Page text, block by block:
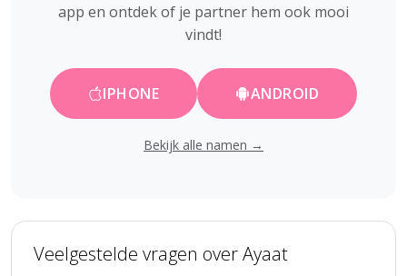
app en ontdek of je partner hem ook mooi
vindt!
IPHONE ANDROID
Bekijk alle namen →
Veelgestelde vragen over Ayaat